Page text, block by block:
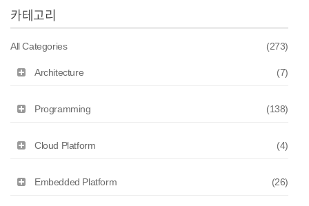
카테고리
All Categories (273)
Architecture (7)
Programming (138)
Cloud Platform (4)
Embedded Platform (26)